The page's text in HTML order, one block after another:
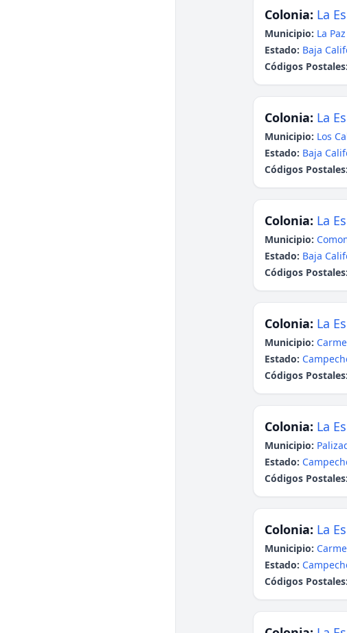
Colonia: La
Municipio: La Paz
Estado: Baja
Códigos Postales:
Colonia: La
Municipio: Los
Estado: Baja
Códigos Postales:
Colonia: La
Municipio:
Estado: Baja
Códigos Postales:
Colonia: La
Municipio:
Estado:
Códigos Postales:
Colonia: La
Municipio:
Estado:
Códigos Postales:
Colonia: La
Municipio:
Estado:
Códigos Postales: